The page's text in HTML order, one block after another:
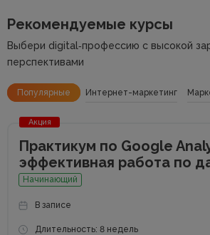
Рекомендуемые курсы
Выбери digital‑профессию с высокой
перспективами
Популярные Интернет-маркетинг
Акция
Практикум по Google
эффективная работа по
Начинающий
В записе
Длительность: 8 недель